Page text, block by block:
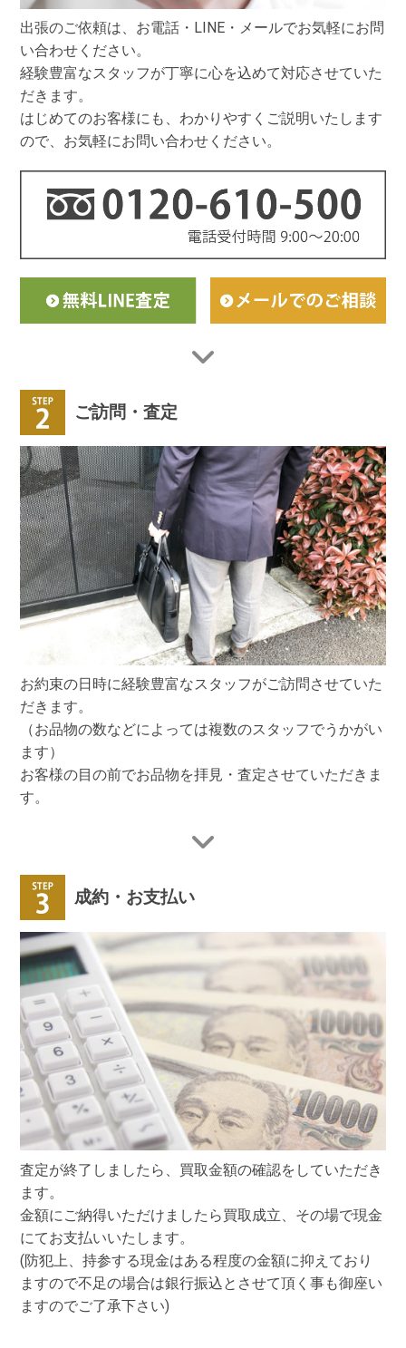
出張のご依頼は、お電話・LINE・メールでお気軽にお問
い合わせください。
経験豊富なスタッフが丁寧に心を込めて対応させていた
だきます。
はじめてのお客様にも、わかりやすくご説明いたします
ので、お気軽にお問い合わせください。
ご訪問・査定
お約束の日時に経験豊富なスタッフがご訪問させていた
だきます。
（お品物の数などによっては複数のスタッフでうかがい
ます）
お客様の目の前でお品物を拝見・査定させていただきま
す。
成約・お支払い
査定が終了しましたら、買取金額の確認をしていただき
ます。
金額にご納得いただけましたら買取成立、その場で現金
にてお支払いいたします。
(防犯上、持参する現金はある程度の金額に抑えており
ますので不足の場合は銀行振込とさせて頂く事も御座い
ますのでご了承下さい)